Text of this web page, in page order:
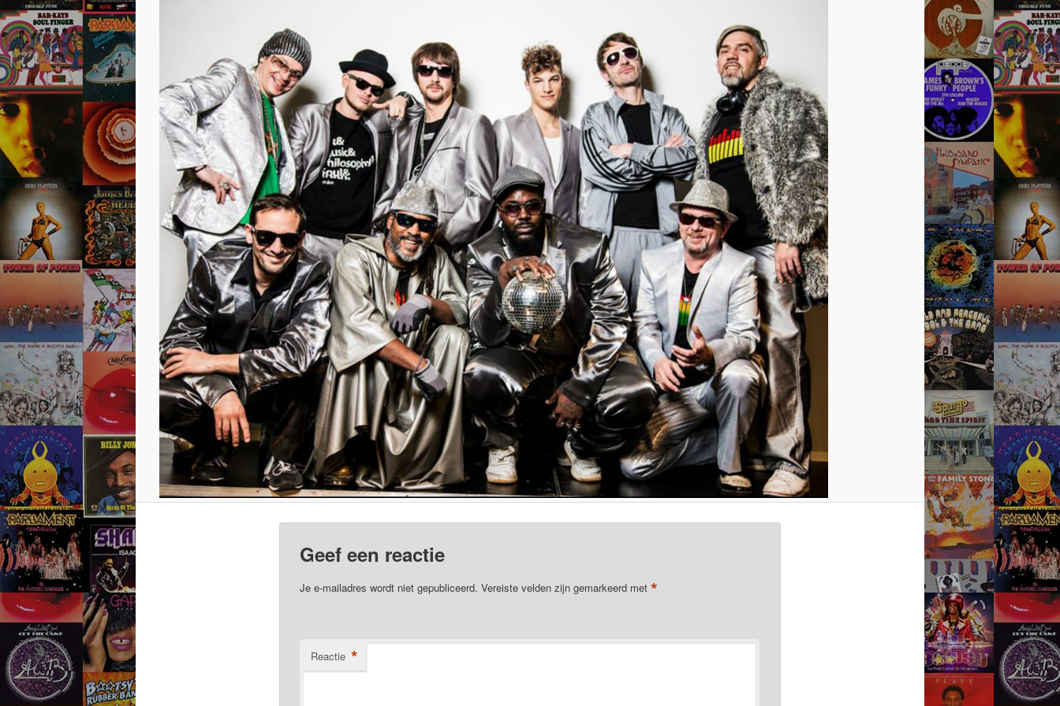
Geef een reactie
Je e-mailadres wordt niet gepubliceerd. Vereiste velden zijn gemarkeerd met *
Reactie *